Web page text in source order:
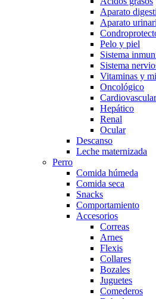
Aparato
Aparato
Pelo y piel
Sistema
Sistema
Vitaminas y
Oncológico
Cardiovascular
Hepático
Renal
Ocular
Descanso
Leche maternizada
Perro
Comida húmeda
Comida seca
Snacks
Comportamiento
Accesorios
Correas
Arnes
Flexis
Collares
Bozales
Juguetes
Comederos